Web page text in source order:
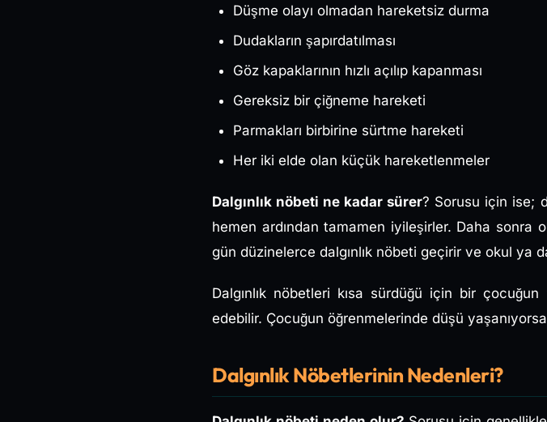
Düşme olayı olmadan hareketsiz durma
Dudakların şapırdatılması
Göz kapaklarının hızlı açılıp kapanması
Gereksiz bir çiğneme hareketi
Parmakları birbirine sürtme hareketi
Her iki elde olan küçük hareketlenmeler
Dalgınlık nöbeti ne kadar sürer? Sorusu için ise;
hemen ardından tamamen iyileşirler. Daha sonra
gün düzinelerce dalgınlık nöbeti geçirir ve okul ya
Dalgınlık nöbetleri kısa sürdüğü için bir
edebilir. Çocuğun öğrenmelerinde düşü
Dalgınlık Nöbetlerinin Nedenleri?